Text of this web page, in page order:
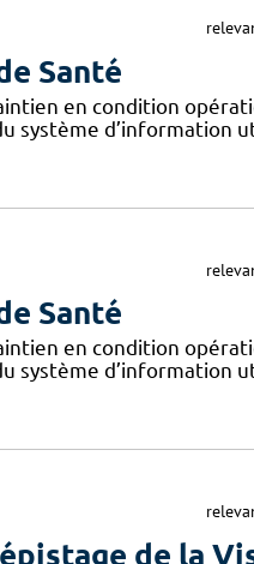
Santé
en condition
système d’information
Santé
en condition
système d’information
de la